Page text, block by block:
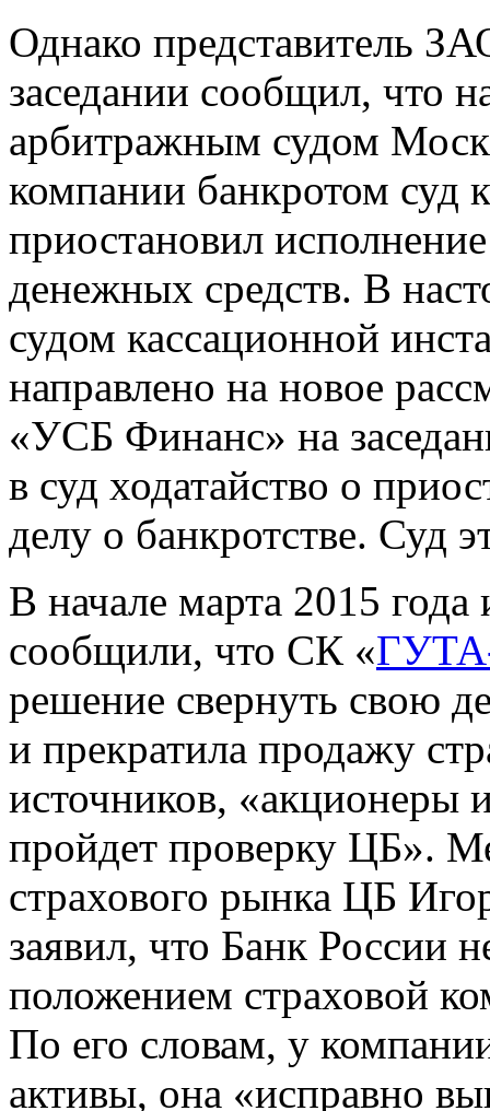
Однако представитель
заседании сообщил, что
арбитражным судом
компании банкротом суд
приостановил
денежных средств. В
судом кассационной
направлено на новое
«УСБ Финанс» на
в суд ходатайство о
делу о банкротстве. Суд
В начале марта 2015
сообщили, что СК «
решение свернуть свою
и прекратила продажу
источников, «акционеры
пройдет проверку ЦБ».
страхового рынка ЦБ
заявил, что Банк России
положением страховой
По его словам, у
активы, она «исправно